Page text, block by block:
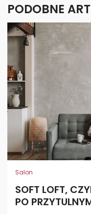
PODOBNE
Salon
SOFT LOFT,
PO